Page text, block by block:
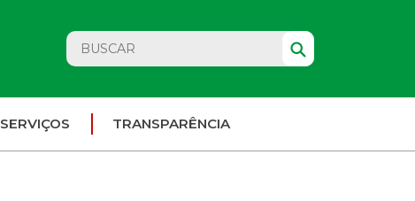
SERVIÇOS TRANSPARÊNCIA